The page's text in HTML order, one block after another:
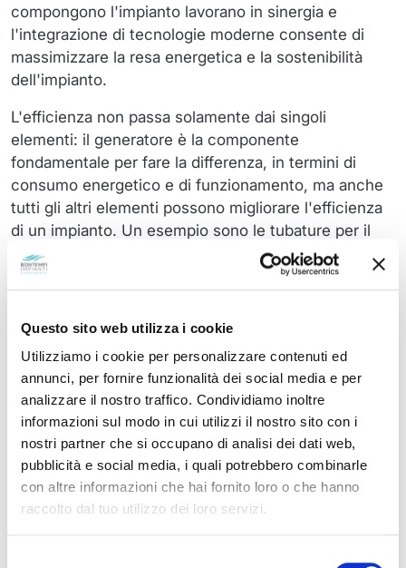
Questo sito web utilizza i cookie
Utilizziamo i cookie per personalizzare contenuti ed
annunci, per fornire funzionalità dei social media e per
analizzare il nostro traffico. Condividiamo inoltre
informazioni sul modo in cui utilizzi il nostro sito con i
nostri partner che si occupano di analisi dei dati web,
pubblicità e social media, i quali potrebbero combinarle
con altre informazioni che hai fornito loro o che hanno
raccolto dal tuo utilizzo dei loro servizi.
compongono l'impianto lavorano in sinergia e
l'integrazione di tecnologie moderne consente di
massimizzare la resa energetica e la sostenibilità
dell'impianto.
L'efficienza non passa solamente dai singoli
elementi: il generatore è la componente
fondamentale per fare la differenza, in termini di
consumo energetico e di funzionamento, ma anche
tutti gli altri elementi possono migliorare l'efficienza
di un impianto. Un esempio sono le tubature per il
trasporto del fluido: tubature con perdite, magari
installate vent'anni fa, possono causare
generatore o la pompa di calore è di ultima
Per questo è sempre fondamentale affidarsi ad un
esperto in termoidraulica per la progettazione e/o la
ristrutturazione di un impianto esistente.